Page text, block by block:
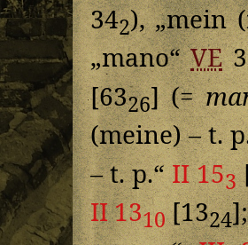
342), „mein
„mano“VE
[6326] (=
(meine) – t.
– t. p.“II 153
II 1310[1324